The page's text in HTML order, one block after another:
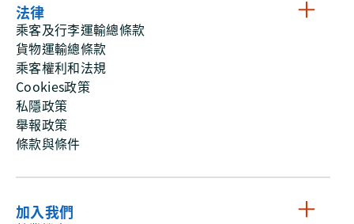
法律
乘客及行李運輸總條款
貨物運輸總條款
乘客權利和法規
Cookies政策
私隱政策
舉報政策
條款與條件
加入我們